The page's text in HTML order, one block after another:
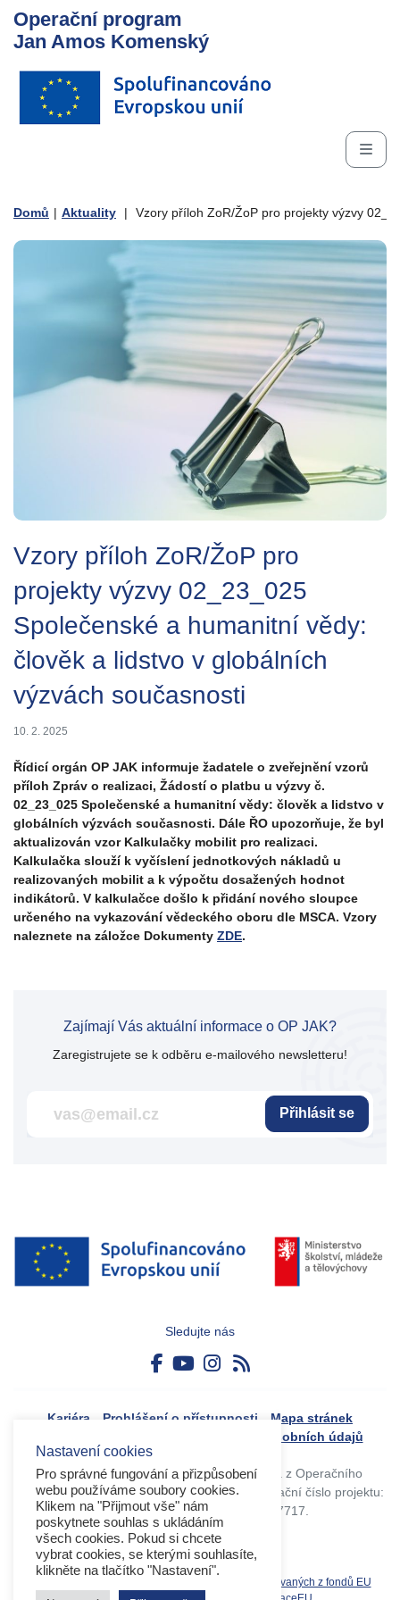
Operační program
Jan Amos Komenský
Domů | Aktuality | Vzory příloh ZoR/ŽoP pro projekty výzvy
Vzory příloh ZoR/ŽoP pro
projekty výzvy 02_23_025
Společenské a humanitní vědy:
člověk a lidstvo v globálních
výzvách současnosti
10. 2. 2025
Řídicí orgán OP JAK informuje žadatele o zveřejnění vzorů
příloh Zpráv o realizaci, Žádostí o platbu u výzvy č.
02_23_025 Společenské a humanitní vědy: člověk a lidstvo v
globálních výzvách současnosti. Dále ŘO upozorňuje, že byl
aktualizován vzor Kalkulačky mobilit pro realizaci.
Kalkulačka slouží k vyčíslení jednotkových nákladů u
realizovaných mobilit a k výpočtu dosažených hodnot
indikátorů. V kalkulačce došlo k přidání nového sloupce
určeného na vykazování vědeckého oboru dle MSCA. Vzory
naleznete na záložce Dokumenty ZDE.
Zajímají Vás aktuální informace o OP JAK?
Zaregistrujete se k odběru e-mailového newsletteru!
Přihlásit se
Sledujte nás
Kariéra Prohlášení o přístupnosti
Mapa stránek
Zásady ochrany osobních údajů
Tvorba webového portálu byla financovaná z Operačního
programu Výzkum, vývoj a vzdělávání. Registrační číslo projektu:
CZ.02.4.125/0.0/0.0/17_045/0017717.
Databáze produktů spolufinancovaných z fondů EU
Nastavení cookies
Pro správné fungování a přizpůsobení
webu používáme soubory cookies.
Klikem na "Přijmout vše" nám
poskytnete souhlas s ukládáním
všech cookies. Pokud si chcete
vybrat cookies, se kterými souhlasíte,
klikněte na tlačítko "Nastavení".